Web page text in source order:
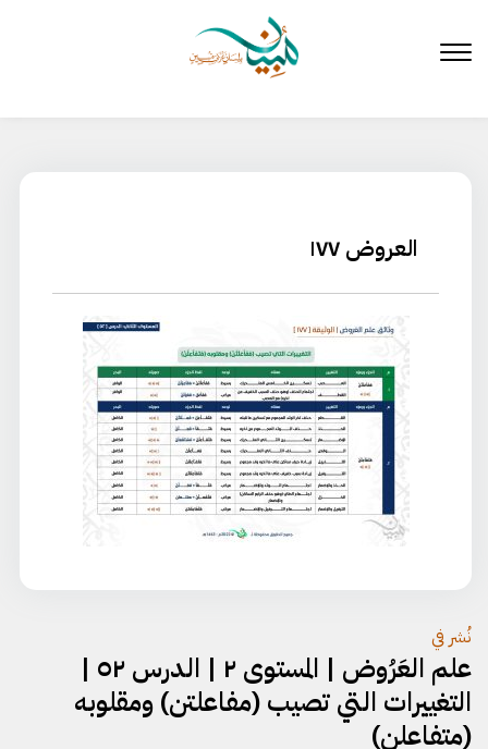
المحتوى
العروض ١٧٧
تصفّح
المقالات
نُشر في
علم العَرُوض | المستوى ٢ | الدرس ٥٢ |
التغييرات التي تصيب (مفاعلتن) ومقلوبه
(متفاعلن)